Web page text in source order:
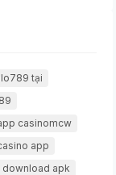
tại
casinomcw
app
apk